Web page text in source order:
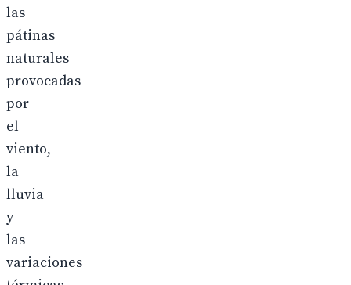
las
pátinas
naturales
provocadas
por
el
viento,
la
lluvia
y
las
variaciones